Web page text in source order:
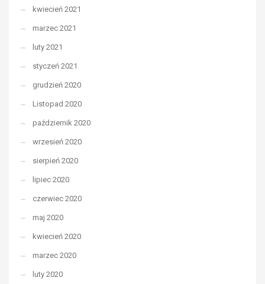
kwiecień 2021
marzec 2021
luty 2021
styczeń 2021
grudzień 2020
Listopad 2020
październik 2020
wrzesień 2020
sierpień 2020
lipiec 2020
czerwiec 2020
maj 2020
kwiecień 2020
marzec 2020
luty 2020